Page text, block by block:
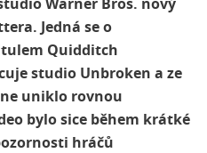
Warner Bros. nový
Jedná se o
Quidditch
studio Unbroken a ze
uniklo rovnou
bylo sice během krátké
hráčů